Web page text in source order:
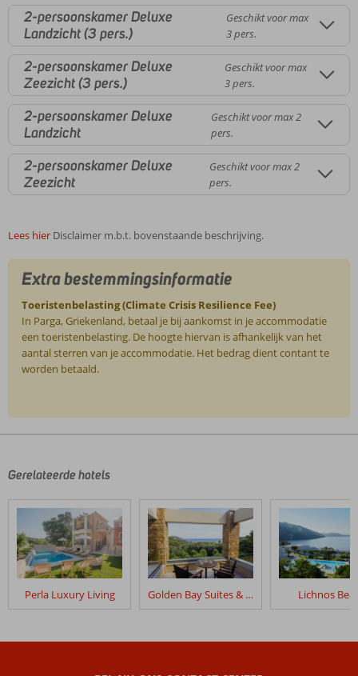
2-persoonskamer Deluxe
Landzicht (3 pers.)
Geschikt voor max
3 pers.
2-persoonskamer Deluxe
Zeezicht (3 pers.)
Geschikt voor max
3 pers.
2-persoonskamer Deluxe
Landzicht
Geschikt voor max 2
pers.
2-persoonskamer Deluxe
Zeezicht
Geschikt voor max 2
pers.
Lees hier Disclaimer m.b.t. bovenstaande beschrijving.
Extra bestemmingsinformatie
Toeristenbelasting (Climate Crisis Resilience Fee)
In Parga, Griekenland, betaal je bij aankomst in je accommodatie
een toeristenbelasting. De hoogte hiervan is afhankelijk van het
aantal sterren van je accommodatie. Het bedrag dient contant te
worden betaald.
door
klanten
geschreven
na
hun
verblijf
Palatino
Gerelateerde hotels
Perla Luxury Living Golden Bay Suites & Maisonettes Lichnos